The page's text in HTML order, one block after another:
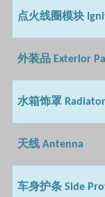
点火线圈模块
外装品 Exterior
水箱饰罩
天线 Antenna
车身护条 Side